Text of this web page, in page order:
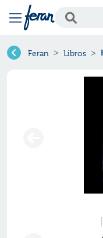
Feran Libros